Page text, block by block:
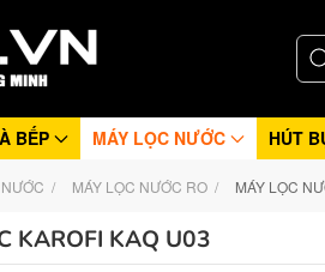
BẾP MÁY LỌC NƯỚC HÚT
MÁY LỌC NƯỚC RO MÁY LỌC
KAROFI KAQ U03